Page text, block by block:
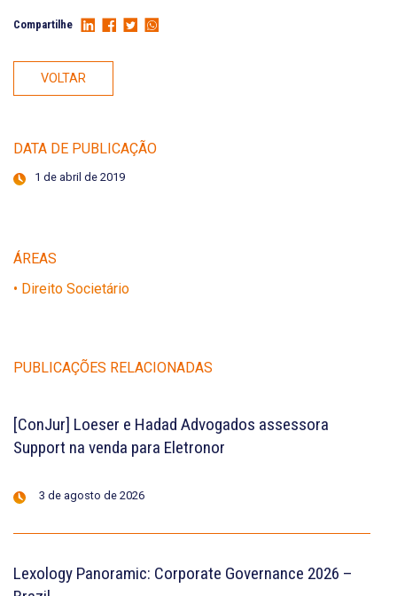
Compartilhe
VOLTAR
DATA DE PUBLICAÇÃO
1 de abril de 2019
ÁREAS
• Direito Societário
PUBLICAÇÕES RELACIONADAS
[ConJur] Loeser e Hadad Advogados assessora
Support na venda para Eletronor
3 de agosto de 2026
Lexology Panoramic: Corporate Governance 2026 –